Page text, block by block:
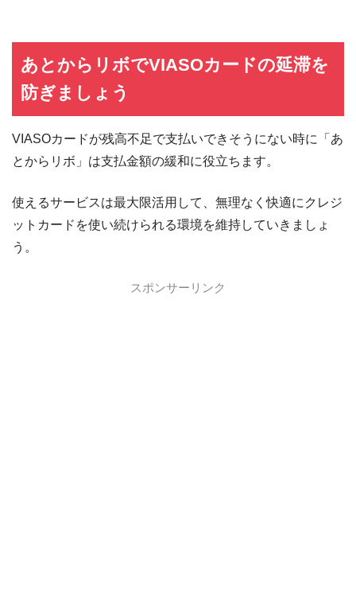
あとからリボでVIASOカードの延滞を
防ぎましょう
VIASOカードが残高不足で支払いできそうにない時に「あ
とからリボ」は支払金額の緩和に役立ちます。
使えるサービスは最大限活用して、無理なく快適にクレジ
ットカードを使い続けられる環境を維持していきましょ
う。
スポンサーリンク